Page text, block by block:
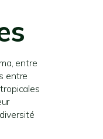
entre
entre